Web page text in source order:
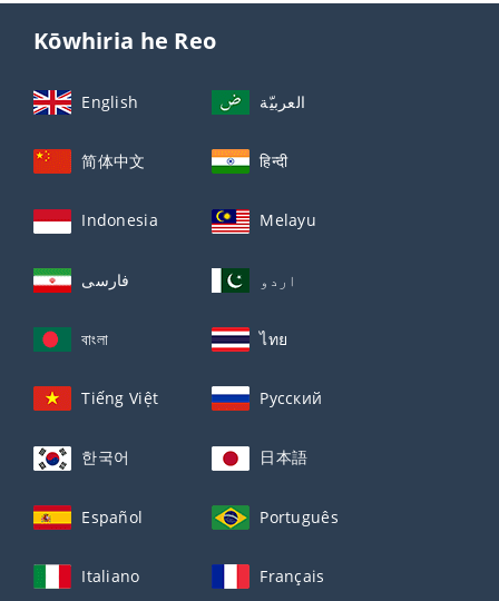
Kōwhiria he Reo
English العربيّة
简体中文 हिन्दी
Indonesia Melayu
فارسی اردو
বাংলা ไทย
Tiếng Việt Русский
한국어 日本語
Español Português
Italiano Français